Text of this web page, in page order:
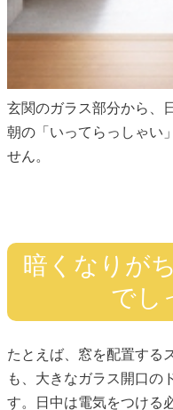
玄関のガラス部分から、
朝の「いってらっしゃい
せん。
暗くなりが
でし
たとえば、窓を配置する
も、大きなガラス開口の
す。日中は電気をつける